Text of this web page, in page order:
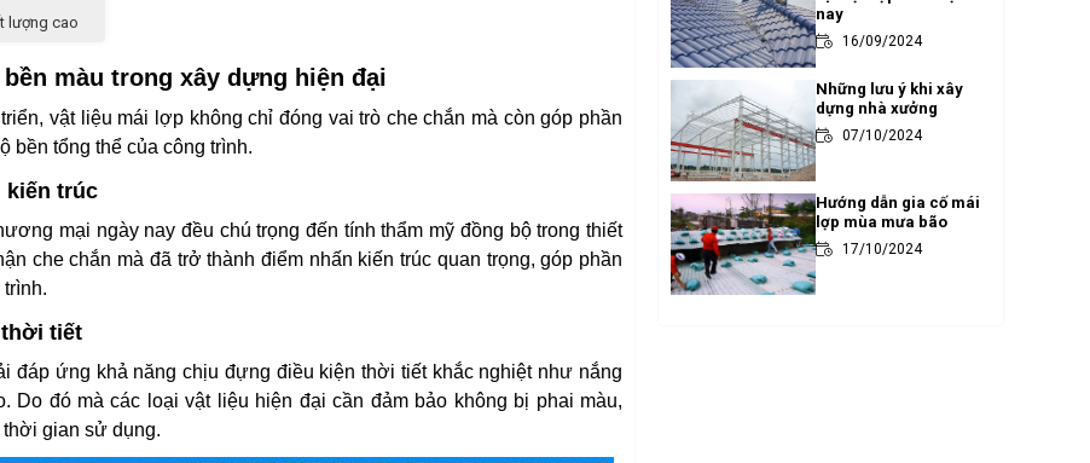
lượng cao
màu trong xây dựng hiện đại
vật liệu mái lợp không chỉ đóng vai trò che chắn mà còn góp phần
bền tổng thể của công trình.
kiến trúc
mại ngày nay đều chú trọng đến tính thẩm mỹ đồng bộ trong thiết
che chắn mà đã trở thành điểm nhấn kiến trúc quan trọng, góp phần
thời tiết
đáp ứng khả năng chịu đựng điều kiện thời tiết khắc nghiệt như nắng
đó mà các loại vật liệu hiện đại cần đảm bảo không bị phai màu,
thời gian sử dụng.
nay
16/09/2024
Những lưu ý khi xây
dựng nhà xưởng
07/10/2024
Hướng dẫn gia cố mái
lợp mùa mưa bão
17/10/2024